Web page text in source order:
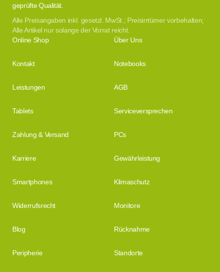
geprüfte Qualität.
Alle Preisangaben inkl. gesetzl. MwSt.; Preisirrtümer vorbehalten;
Alle Artikel nur solange der Vorrat reicht.
Online Shop Über Uns
Kontakt Notebooks
Leistungen AGB
Tablets Serviceversprechen
Zahlung & Versand PCs
Karriere Gewährleistung
Smartphones Klimaschutz
Widerrufsrecht Monitore
Blog Rücknahme
Peripherie Standorte